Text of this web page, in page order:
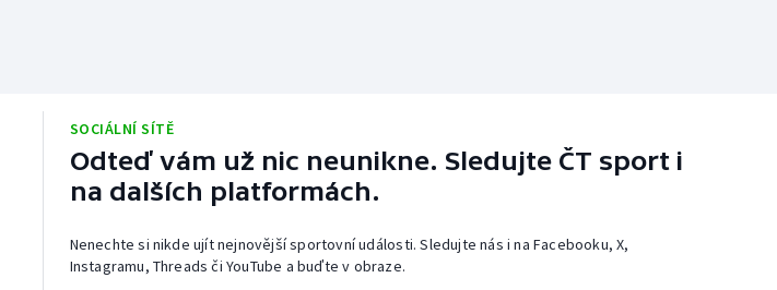
SOCIÁLNÍ SÍTĚ
Odteď vám už nic neunikne. Sledujte ČT sport i
na dalších platformách.
Nenechte si nikde ujít nejnovější sportovní události. Sledujte nás i na Facebooku, X,
Instagramu, Threads či YouTube a buďte v obraze.